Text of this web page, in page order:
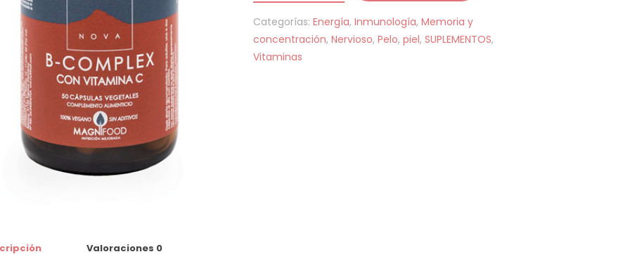
Vitamina
C
cantidad
Categorías:Energía,Inmunología,Memoria y
concentración,Nervioso,Pelo,piel,SUPLEMENTOS,
Vitaminas
Valoraciones 0